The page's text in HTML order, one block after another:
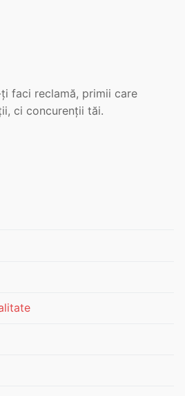
faci reclamă, primii care
ci concurenții tăi.